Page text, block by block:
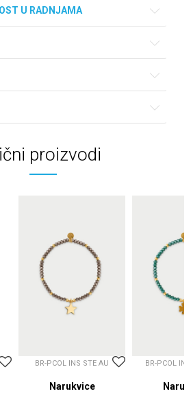
U RADNJAMA
proizvodi
BR-PCOL INS STE AU
Narukvice
BR-PCOL